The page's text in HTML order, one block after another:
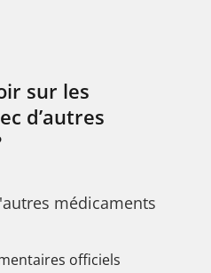
sur les
d’autres
médicaments
officiels